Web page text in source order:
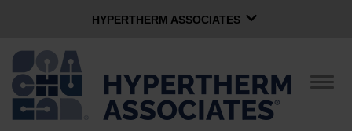
HYPERTHERM ASSOCIATES
Plasma Hypertherm
Jato de água OMAX